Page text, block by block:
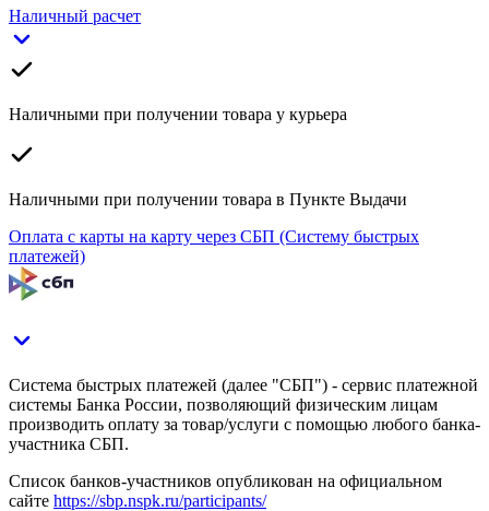
Наличный расчет
Наличными при получении товара у курьера
Наличными при получении товара в Пункте Выдачи
Оплата с карты на карту через СБП (Систему быстрых
платежей)
Система быстрых платежей (далее "СБП") - сервис платежной
системы Банка России, позволяющий физическим лицам
производить оплату за товар/услуги с помощью любого банка-
участника СБП.
Список банков-участников опубликован на официальном
сайте https://sbp.nspk.ru/participants/